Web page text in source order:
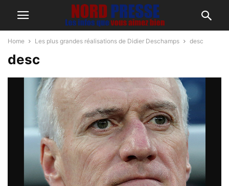
Home Les plus grandes réalisations de Didier Deschamps desc
desc